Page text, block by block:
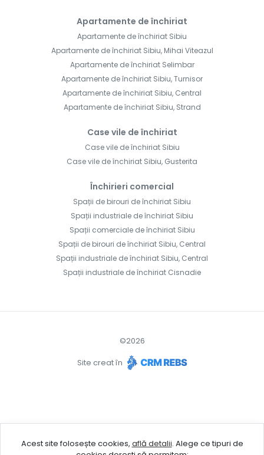
Apartamente de închiriat
Apartamente de închiriat Sibiu
Apartamente de închiriat Sibiu, Mihai Viteazul
Apartamente de închiriat Selimbar
Apartamente de închiriat Sibiu, Turnisor
Apartamente de închiriat Sibiu, Central
Apartamente de închiriat Sibiu, Strand
Case vile de închiriat
Case vile de închiriat Sibiu
Case vile de închiriat Sibiu, Gusterita
Închirieri comercial
Spații de birouri de închiriat Sibiu
Spații industriale de închiriat Sibiu
Spații comerciale de închiriat Sibiu
Spații de birouri de închiriat Sibiu, Central
Spații industriale de închiriat Sibiu, Central
Spații industriale de închiriat Cisnadie
©2026
Site creat în
Acest site folosește cookies, află detalii. Alege ce tipuri de